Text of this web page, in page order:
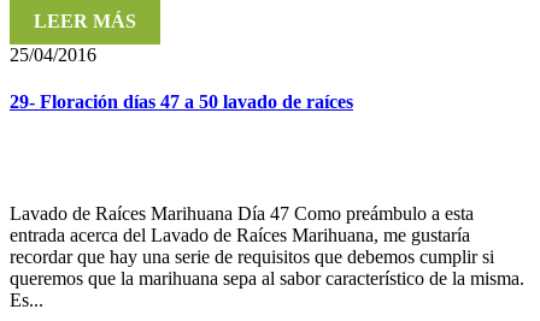
LEER MÁS
25/04/2016
29- Floración días 47 a 50 lavado de raíces
Lavado de Raíces Marihuana Día 47 Como preámbulo a esta
entrada acerca del Lavado de Raíces Marihuana, me gustaría
recordar que hay una serie de requisitos que debemos cumplir si
queremos que la marihuana sepa al sabor característico de la misma.
Es...